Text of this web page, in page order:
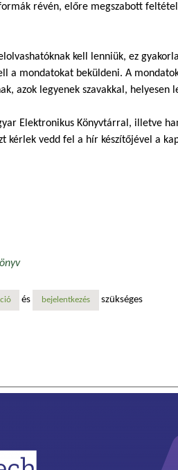
révén, előre megszabott
kell lenniük, ez
a mondatokat beküldeni. A
azok legyenek szavakkal, helyesen
Elektronikus Könyvtárral, illetve
kérlek vedd fel a hír készítőjével a
és bejelentkezés szükséges